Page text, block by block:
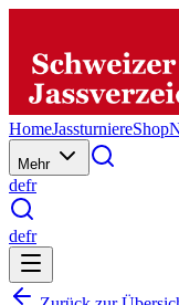
HomeJassturniereShop
Mehr
defr
defr